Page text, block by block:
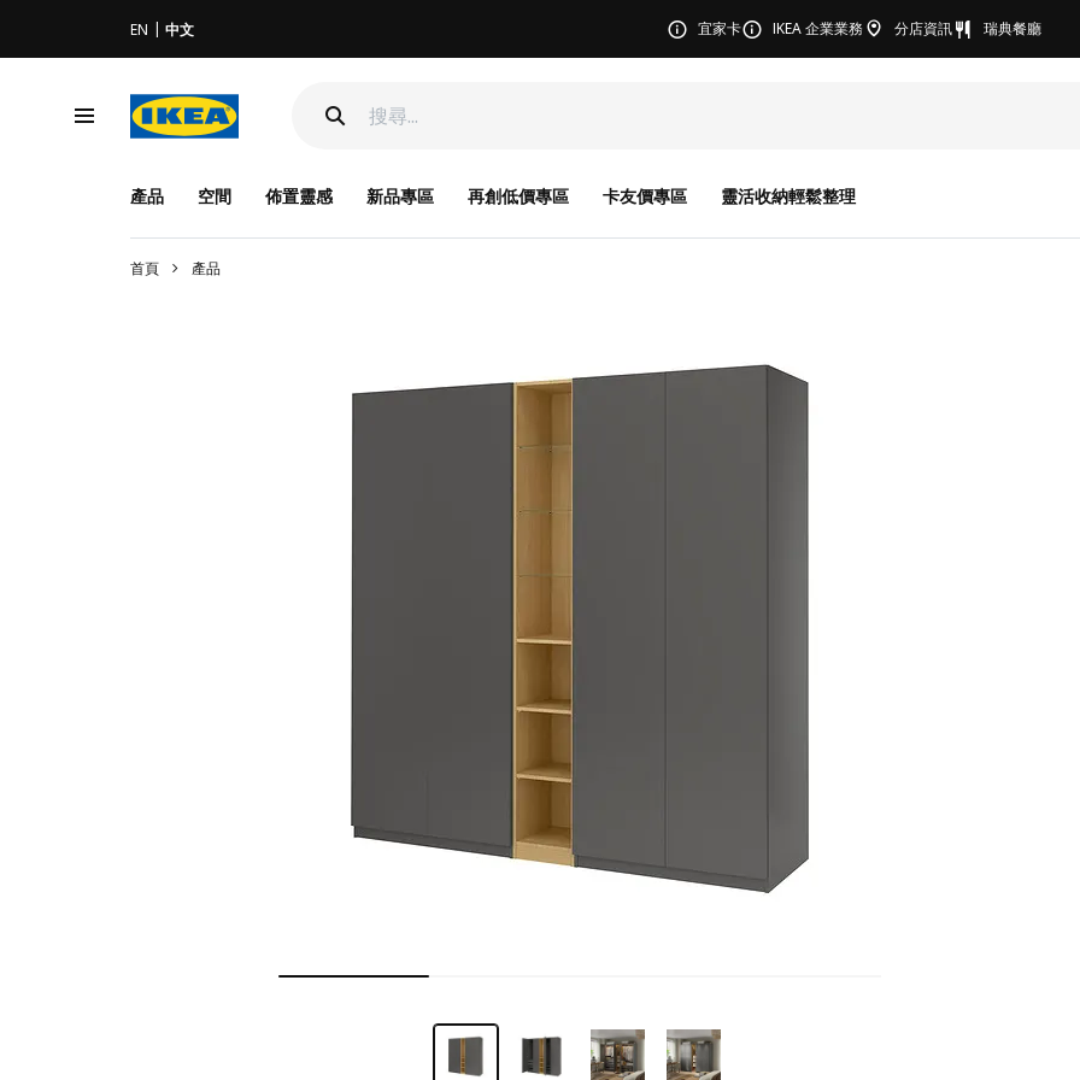
EN 中文 宜家卡 IKEA 企業業務 分店資訊 瑞典餐廳
產品 空間 佈置靈感 新品專區 再創低價專區 卡友價專區 靈活收納輕鬆整理
首頁 產品